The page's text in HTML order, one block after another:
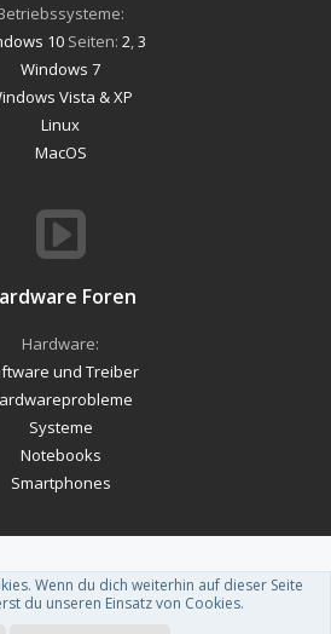
10Seiten: 2 3
Windows 7
Vista & XP
Linux
MacOS
Foren
Hardware:
und Treiber
Systeme
Notebooks
Smartphones
XenForo™-Deutsch von xenDach
by ThemeHouse.
Wenn du dich weiterhin auf dieser Seite
du unseren Einsatz von Cookies.